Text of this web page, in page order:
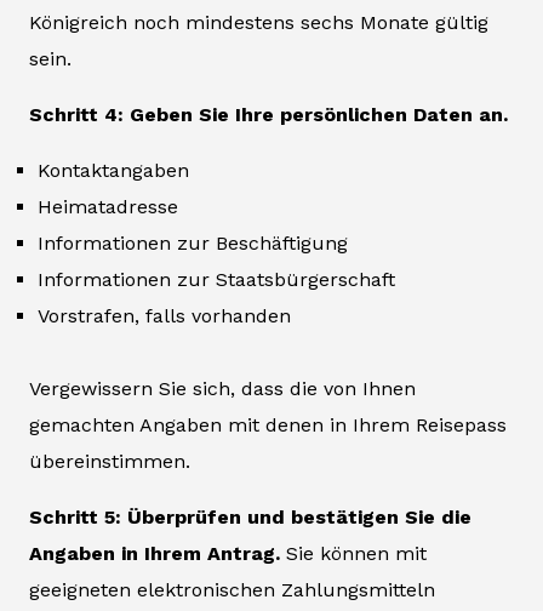
Königreich noch mindestens sechs Monate gültig
sein.
Schritt 4: Geben Sie Ihre persönlichen Daten an.
Kontaktangaben
Heimatadresse
Informationen zur Beschäftigung
Informationen zur Staatsbürgerschaft
Vorstrafen, falls vorhanden
Vergewissern Sie sich, dass die von Ihnen
gemachten Angaben mit denen in Ihrem Reisepass
übereinstimmen.
Schritt 5: Überprüfen und bestätigen Sie die
Angaben in Ihrem Antrag. Sie können mit
geeigneten elektronischen Zahlungsmitteln